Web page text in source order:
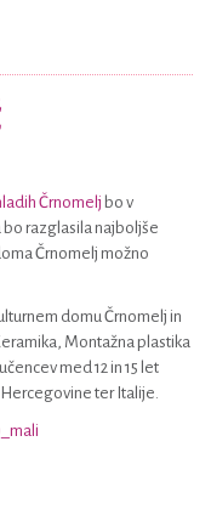
Črnomelj bo v
bo razglasila najboljše
Črnomelj možno
domu Črnomelj in
Montažna plastika
med 12 in 15 let
ter Italije.